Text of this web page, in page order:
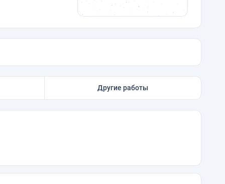
Другие работы